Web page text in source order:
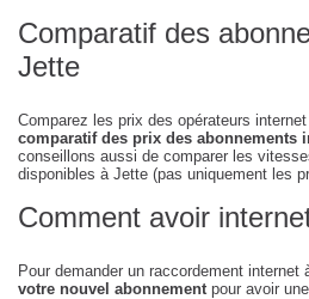
Comparatif des
Jette
Comparez les prix des opérateurs
comparatif des prix des abonnements
conseillons aussi de comparer les
disponibles à Jette (pas uniquement les
Comment avoir
Pour demander un raccordement internet
votre nouvel abonnement pour avoir